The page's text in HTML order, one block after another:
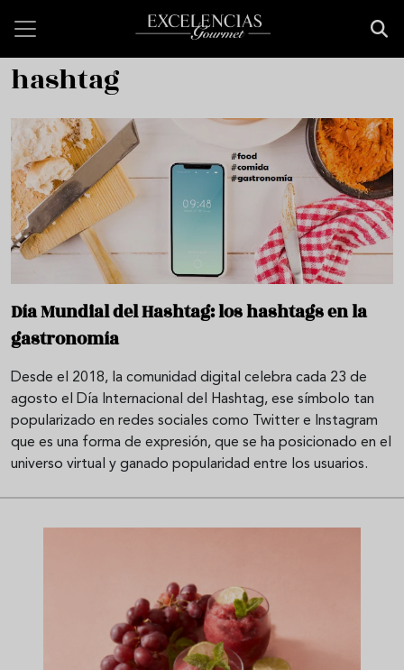
hashtag
Día Mundial del Hashtag: los hashtags en la
gastronomía
Desde el 2018, la comunidad digital celebra cada 23 de
agosto el Día Internacional del Hashtag, ese símbolo tan
popularizado en redes sociales como Twitter e Instagram
que es una forma de expresión, que se ha posicionado en el
universo virtual y ganado popularidad entre los usuarios.